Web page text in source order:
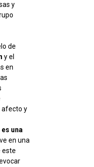
y
de
y el
en
afecto y
una
en una
este